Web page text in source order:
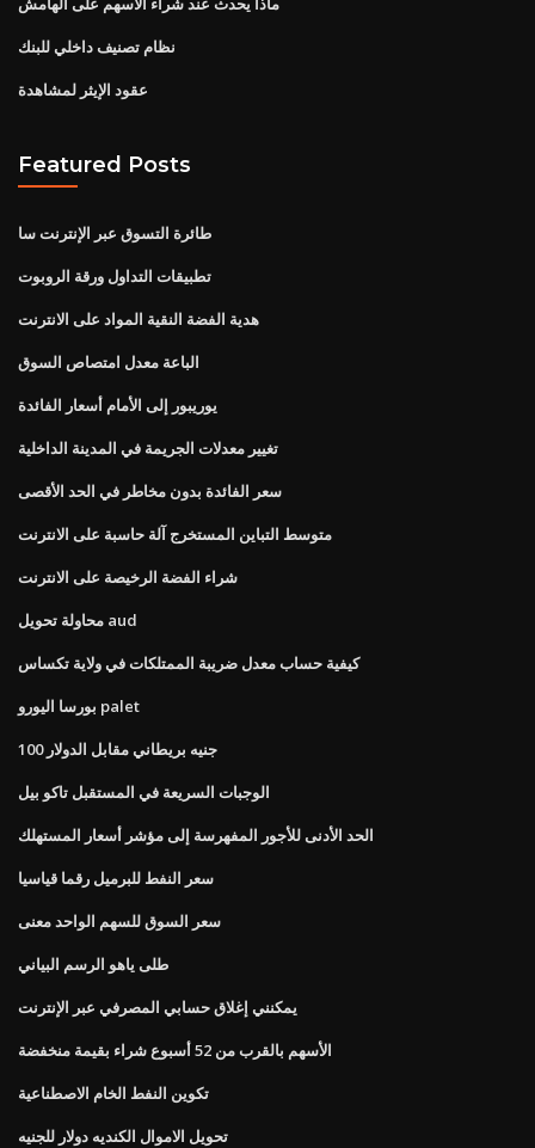
نظام تصنيف داخلي للبنك
عقود الإيثر لمشاهدة
Featured Posts
طائرة التسوق عبر الإنترنت سا
تطبيقات التداول ورقة الروبوت
هدية الفضة النقية المواد على الانترنت
الباعة معدل امتصاص السوق
يوريبور إلى الأمام أسعار الفائدة
تغيير معدلات الجريمة في المدينة الداخلية
سعر الفائدة بدون مخاطر في الحد الأقصى
متوسط ​​التباين المستخرج آلة حاسبة على الانترنت
شراء الفضة الرخيصة على الانترنت
محاولة تحويل aud
كيفية حساب معدل ضريبة الممتلكات في ولاية تكساس
بورسا اليورو palet
100 جنيه بريطاني مقابل الدولار
الوجبات السريعة في المستقبل تاكو بيل
الحد الأدنى للأجور المفهرسة إلى مؤشر أسعار المستهلك
سعر النفط للبرميل رقما قياسيا
سعر السوق للسهم الواحد معنى
طلى ياهو الرسم البياني
يمكنني إغلاق حسابي المصرفي عبر الإنترنت
الأسهم بالقرب من 52 أسبوع شراء بقيمة منخفضة
تكوين النفط الخام الاصطناعية
تحويل الاموال الكنديه دولار للجنيه